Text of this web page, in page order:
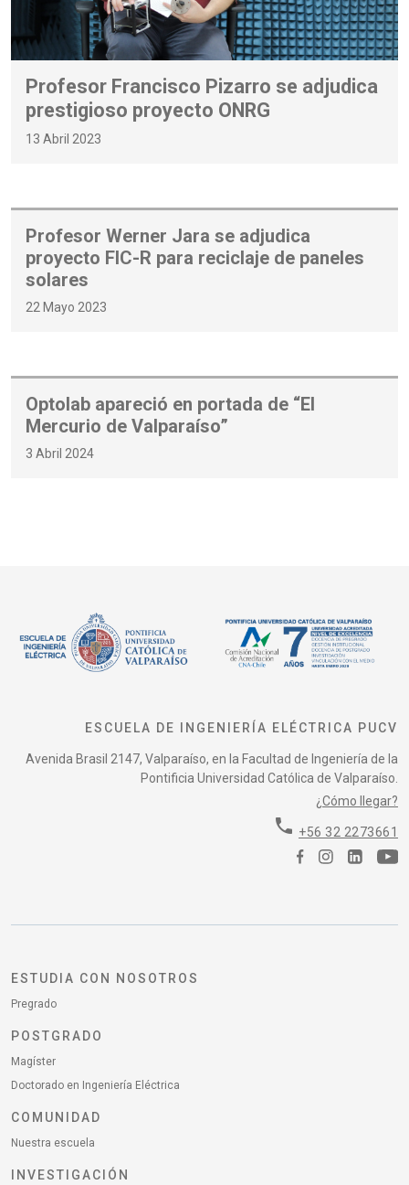
Profesor Francisco Pizarro se adjudica
prestigioso proyecto ONRG
13 Abril 2023
Profesor Werner Jara se adjudica
proyecto FIC-R para reciclaje de paneles
solares
22 Mayo 2023
Optolab apareció en portada de “El
Mercurio de Valparaíso”
3 Abril 2024
ESCUELA DE INGENIERÍA ELÉCTRICA PUCV
Avenida Brasil 2147, Valparaíso, en la Facultad de Ingeniería de la
Pontificia Universidad Católica de Valparaíso.
¿Cómo llegar?
phone +56 32 2273661
ESTUDIA CON NOSOTROS
Pregrado
POSTGRADO
Magíster
Doctorado en Ingeniería Eléctrica
COMUNIDAD
Nuestra escuela
INVESTIGACIÓN